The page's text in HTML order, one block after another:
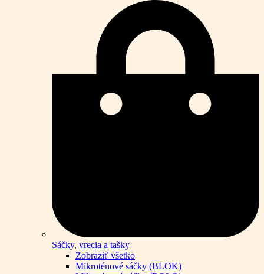
Sáčky, vrecia a tašky
Zobraziť všetko
Mikroténové sáčky (BLOK)